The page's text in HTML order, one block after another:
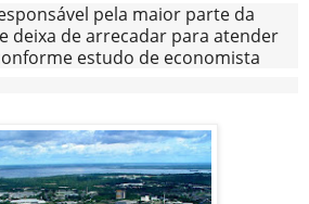
pela maior parte da
deixa de arrecadar para atender
estudo de economista